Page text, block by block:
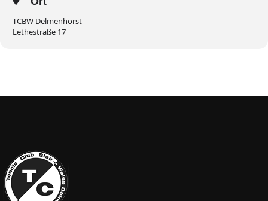
TCBW Delmenhorst
Lethestraße 17